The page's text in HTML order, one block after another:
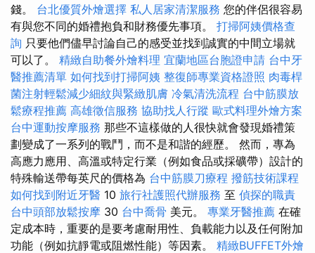
錢。 台北優質外燴選擇 私人居家清潔服務 您的伴侶很容易
有與您不同的婚禮抱負和財務優先事項。 打掃阿姨價格查
詢 只要他們儘早討論自己的感受並找到誠實的中間立場就
可以了。 精緻自助餐外燴料理 宜蘭地區台胞證申請 台中牙
醫推薦清單 如何找到打掃阿姨 整復師專業資格證照 肉毒桿
菌注射輕鬆減少細紋與緊緻肌膚 冷氣清洗流程 台中筋膜放
鬆療程推薦 高雄徵信服務 協助找人行蹤 歐式料理外燴方案
台中運動按摩服務 那些不這樣做的人很快就會發現婚禮策
劃變成了一系列的戰鬥，而不是和諧的經歷。 然而，專為
高應力應用、高溫或特定行業（例如食品或採礦帶）設計的
特殊輸送帶每英尺的價格為 台中筋膜刀療程 撥筋技術課程
如何找到附近牙醫 10 旅行社護照代辦服務 至 偵探的職責
台中頭部放鬆按摩 30 台中喬骨 美元。 專業牙醫推薦 在確
定成本時，重要的是要考慮耐用性、負載能力以及任何附加
功能（例如抗靜電或阻燃性能）等因素。 精緻BUFFET外燴